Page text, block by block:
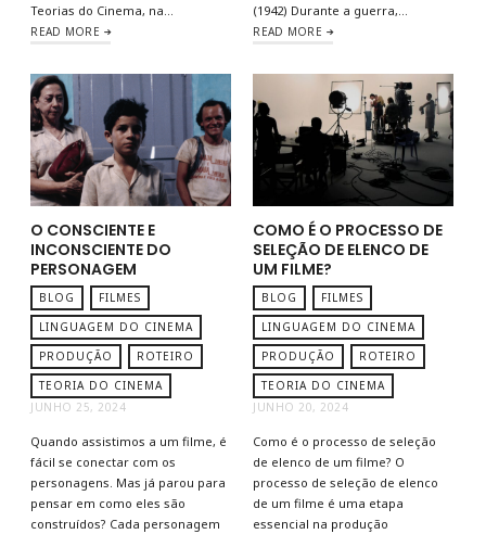
Teorias do Cinema, na…
READ MORE
(1942) Durante a guerra,…
READ MORE
O CONSCIENTE E
INCONSCIENTE DO
PERSONAGEM
BLOG
FILMES
LINGUAGEM DO CINEMA
PRODUÇÃO
ROTEIRO
TEORIA DO CINEMA
JUNHO 25, 2024
Quando assistimos a um filme, é
fácil se conectar com os
personagens. Mas já parou para
pensar em como eles são
construídos? Cada personagem
COMO É O PROCESSO DE
SELEÇÃO DE ELENCO DE
UM FILME?
BLOG
FILMES
LINGUAGEM DO CINEMA
PRODUÇÃO
ROTEIRO
TEORIA DO CINEMA
JUNHO 20, 2024
Como é o processo de seleção
de elenco de um filme? O
processo de seleção de elenco
de um filme é uma etapa
essencial na produção